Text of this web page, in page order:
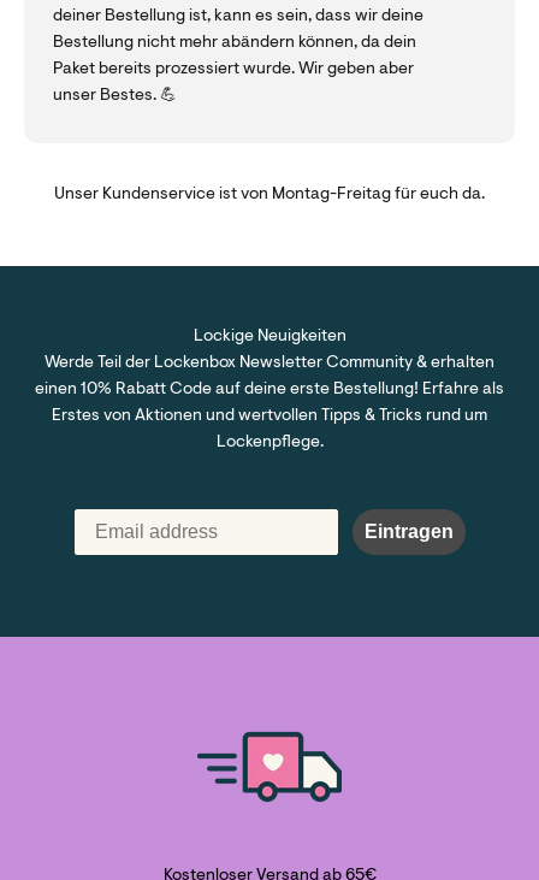
deiner Bestellung ist, kann es sein, dass wir deine
Bestellung nicht mehr abändern können, da dein
Paket bereits prozessiert wurde. Wir geben aber
unser Bestes. 💪
Unser Kundenservice ist von Montag-Freitag für euch da.
Lockige Neuigkeiten
Werde Teil der Lockenbox Newsletter Community & erhalten
einen 10% Rabatt Code auf deine erste Bestellung! Erfahre als
Erstes von Aktionen und wertvollen Tipps & Tricks rund um
Lockenpflege.
Eintragen
Kostenloser Versand ab 65€